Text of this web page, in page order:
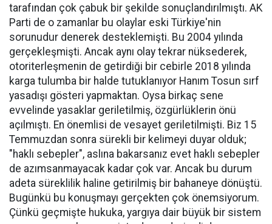
tarafından çok çabuk bir şekilde sonuçlandırılmıştı. AK
Parti de o zamanlar bu olaylar eski Türkiye'nin
sorunudur denerek desteklemişti. Bu 2004 yılında
gerçekleşmişti. Ancak aynı olay tekrar nüksederek,
otoriterleşmenin de getirdiği bir cebirle 2018 yılında
karga tulumba bir halde tutuklanıyor Hanım Tosun sırf
yasadışı gösteri yapmaktan. Oysa birkaç sene
evvelinde yasaklar geriletilmiş, özgürlüklerin önü
açılmıştı. En önemlisi de vesayet geriletilmişti. Biz 15
Temmuzdan sonra sürekli bir kelimeyi duyar olduk;
"haklı sebepler", aslına bakarsanız evet haklı sebepler
de azımsanmayacak kadar çok var. Ancak bu durum
adeta süreklilik haline getirilmiş bir bahaneye dönüştü.
Bugünkü bu konuşmayı gerçekten çok önemsiyorum.
Çünkü geçmişte hukuka, yargıya dair büyük bir sistem